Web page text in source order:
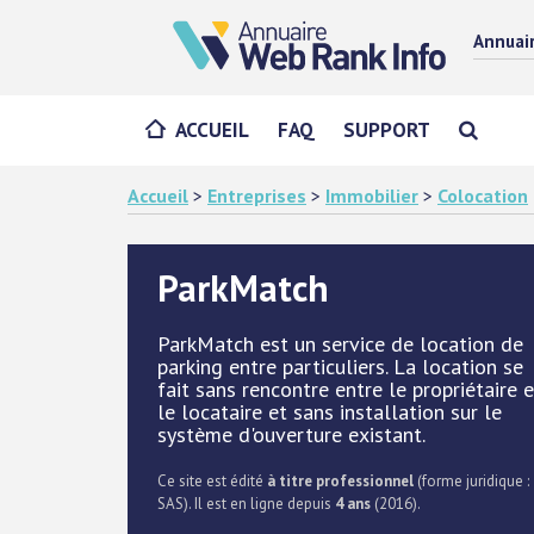
ACCUEIL FAQ SUPPORT
Accueil > Entreprises > Immobilier > Colocation
ParkMatch
ParkMatch est un service de location de
parking entre particuliers. La location se
fait sans rencontre entre le propriétaire
le locataire et sans installation sur le
système d'ouverture existant.
Ce site est édité à titre professionnel (forme juridique :
SAS). Il est en ligne depuis 4 ans (2016).